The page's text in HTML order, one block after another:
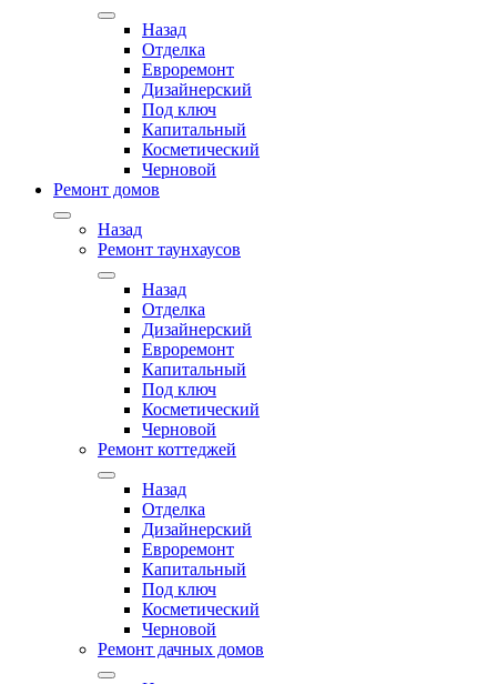
Назад
Отделка
Евроремонт
Дизайнерский
Под ключ
Капитальный
Косметический
Черновой
Ремонт домов
Назад
Ремонт таунхаусов
Назад
Отделка
Дизайнерский
Евроремонт
Капитальный
Под ключ
Косметический
Черновой
Ремонт коттеджей
Назад
Отделка
Дизайнерский
Евроремонт
Капитальный
Под ключ
Косметический
Черновой
Ремонт дачных домов